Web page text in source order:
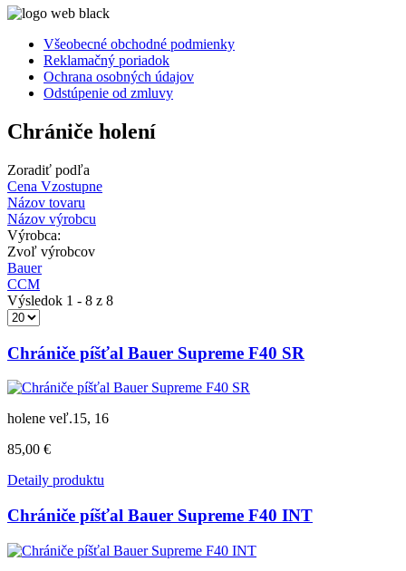
Všeobecné obchodné podmienky
Reklamačný poriadok
Ochrana osobných údajov
Odstúpenie od zmluvy
Chrániče holení
Zoradiť podľa
Cena Vzostupne
Názov tovaru
Názov výrobcu
Výrobca:
Zvoľ výrobcov
Bauer
CCM
Výsledok 1 - 8 z 8
Chrániče píšťal Bauer Supreme F40 SR
holene veľ.15, 16
85,00 €
Detaily produktu
Chrániče píšťal Bauer Supreme F40 INT